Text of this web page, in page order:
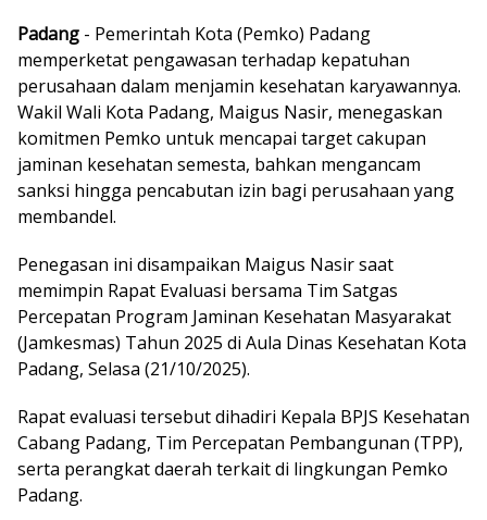
Padang - Pemerintah Kota (Pemko) Padang
memperketat pengawasan terhadap kepatuhan
perusahaan dalam menjamin kesehatan karyawannya.
Wakil Wali Kota Padang, Maigus Nasir, menegaskan
komitmen Pemko untuk mencapai target cakupan
jaminan kesehatan semesta, bahkan mengancam
sanksi hingga pencabutan izin bagi perusahaan yang
membandel.
Penegasan ini disampaikan Maigus Nasir saat
memimpin Rapat Evaluasi bersama Tim Satgas
Percepatan Program Jaminan Kesehatan Masyarakat
(Jamkesmas) Tahun 2025 di Aula Dinas Kesehatan Kota
Padang, Selasa (21/10/2025).
Rapat evaluasi tersebut dihadiri Kepala BPJS Kesehatan
Cabang Padang, Tim Percepatan Pembangunan (TPP),
serta perangkat daerah terkait di lingkungan Pemko
Padang.